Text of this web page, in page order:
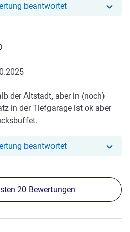
bei ihnen.
beantwortetUnser Hotel hat
4.5/5
der Altstadt, aber in (noch)
in der Tiefgarage ist ok aber
beantwortetUnser Hotel hat
20 Bewertungen